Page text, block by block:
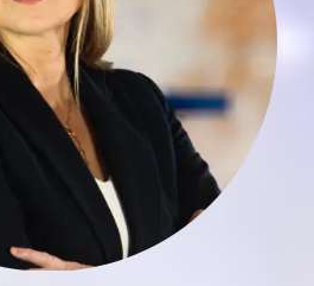
Karriere begann bei der
Gruppe zunächst in
in Luxemburg, wo sie
2001 bei RTL Group für
den COO arbeitete.
mehr